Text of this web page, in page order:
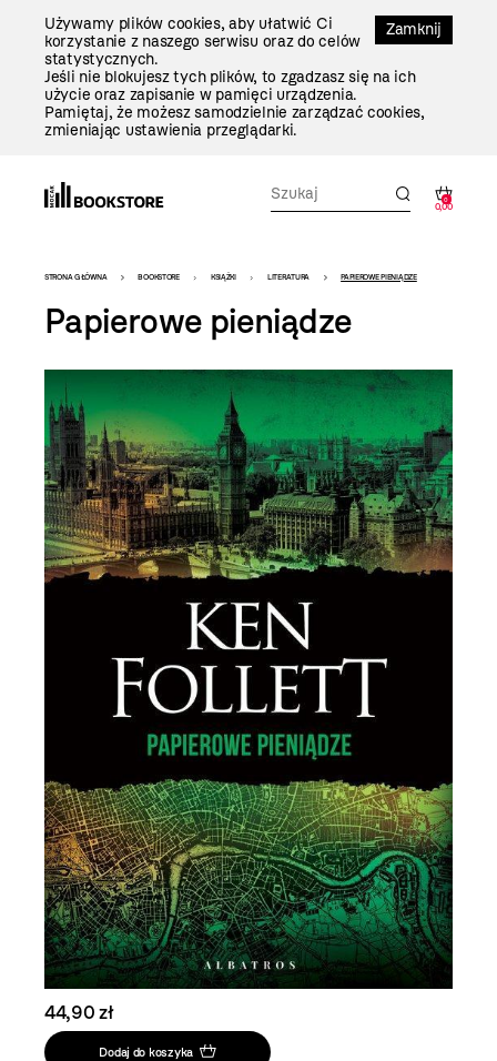
Zamknij
Używamy plików cookies, aby ułatwić Ci
korzystanie z naszego serwisu oraz do celów
statystycznych.
Jeśli nie blokujesz tych plików, to zgadzasz się na ich
użycie oraz zapisanie w pamięci urządzenia.
Pamiętaj, że możesz samodzielnie zarządzać cookies,
zmieniając ustawienia przeglądarki.
0
0,00
Bookstore
-
szablon
szczegóły
STRONA GŁÓWNA BOOKSTORE KSIĄŻKI LITERATURA PAPIEROWE PIENIĄDZE
Papierowe pieniądze
44,90 zł
Dodaj do koszyka